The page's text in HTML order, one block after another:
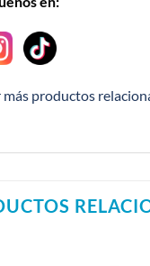
más productos